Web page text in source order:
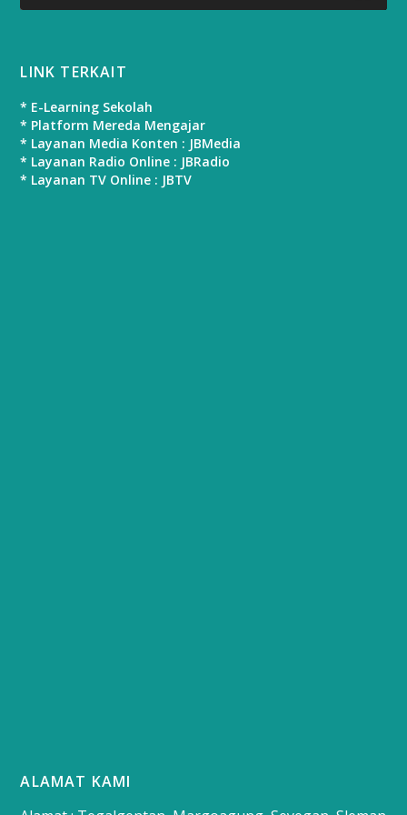
LINK TERKAIT
* E-Learning Sekolah
* Platform Mereda Mengajar
* Layanan Media Konten : JBMedia
* Layanan Radio Online : JBRadio
* Layanan TV Online : JBTV
ALAMAT KAMI